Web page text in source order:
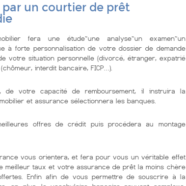
par un courtier de prêt
fera une étude~une analyse~un examen~un
à forte personnalisation de votre dossier de demande
votre situation personnelle (divorcé, étranger, expatrié
interdit bancaire, FICP…).
de votre capacité de remboursement, il instruira la
et assurance sélectionnera les banques.
offres de crédit puis procédera au montage
vous orientera, et fera pour vous un véritable effet
meilleur taux et votre assurance de prêt la moins chère
Enfin afin de vous permettre de souscrire à la